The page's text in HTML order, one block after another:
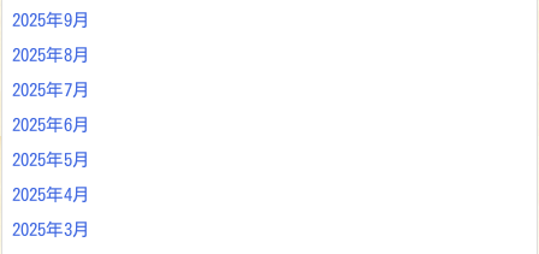
2025年9月
2025年8月
2025年7月
2025年6月
2025年5月
2025年4月
2025年3月